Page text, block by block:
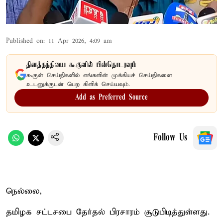
Published on: 11 Apr 2026, 4:09 am
தினத்தந்தியை கூகுளில் பின்தொடரவும்
கூகுள் செய்திகளில் எங்களின் முக்கியச் செய்திகளை
உடனுக்குடன் பெற கிளிக் செய்யவும்.
Add as Preferred Source
Follow Us
நெல்லை,
தமிழக சட்டசபை தேர்தல் பிரசாரம் சூடுபிடித்துள்ளது.